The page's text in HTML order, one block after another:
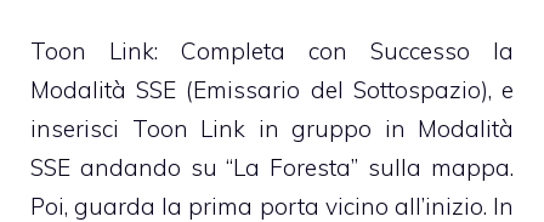
Toon Link: Completa con Successo la
Modalità SSE (Emissario del Sottospazio), e
inserisci Toon Link in gruppo in Modalità
SSE andando su “La Foresta” sulla mappa.
Poi, guarda la prima porta vicino all’inizio. In